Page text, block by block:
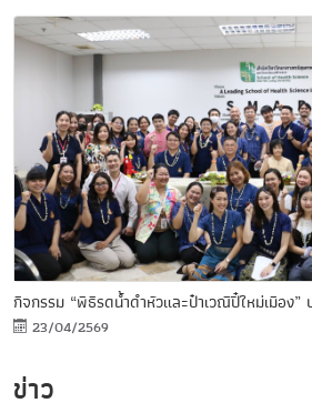
กิจกรรม “พิธีรดน้ำดำหัวและป๋าเวณีปี๋ใหม่เมือง
23/04/2569
ข่าว